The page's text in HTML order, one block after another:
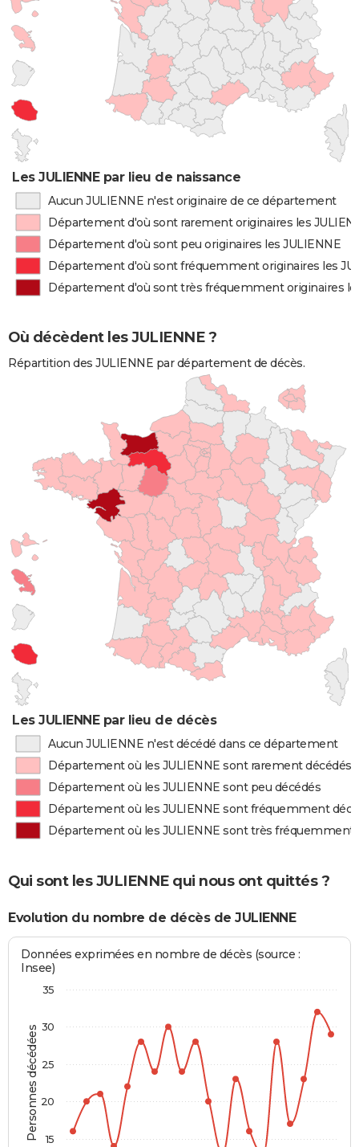
Les JULIENNE par lieu de naissance
Aucun JULIENNE n'est originaire de ce département
Département d'où sont rarement originaires les
Département d'où sont peu originaires les JULIENNE
Département d'où sont fréquemment originaires les
Département d'où sont très fréquemment originaires
Où décèdent les JULIENNE ?
Répartition des JULIENNE par département de décès.
Les JULIENNE par lieu de décès
Aucun JULIENNE n'est décédé dans ce département
Département où les JULIENNE sont rarement décédés
Département où les JULIENNE sont peu décédés
Département où les JULIENNE sont fréquemment
Département où les JULIENNE sont très fréquemment
Qui sont les JULIENNE qui nous ont quittés ?
Evolution du nombre de décès de JULIENNE
Personnes décédées
Données exprimées en nombre de décès (source :
Insee)
15
20
25
30
35